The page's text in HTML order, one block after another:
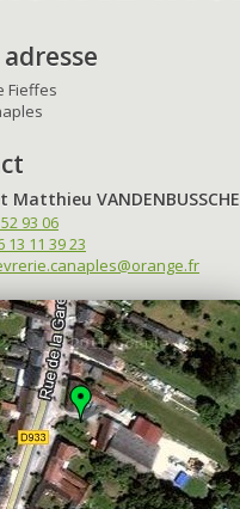
Fieffes
Matthieu VANDENBUSSCHE
93 06
13 11 39 23